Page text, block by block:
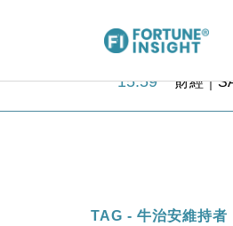
15:59 財經｜
10:57 財經｜
TAG - 牛治安維持者